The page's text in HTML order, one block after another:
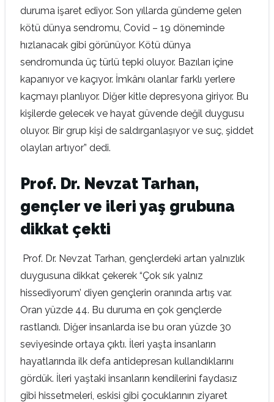
duruma işaret ediyor. Son yıllarda gündeme gelen
kötü dünya sendromu, Covid – 19 döneminde
hızlanacak gibi görünüyor. Kötü dünya
sendromunda üç türlü tepki oluyor. Bazıları içine
kapanıyor ve kaçıyor. İmkânı olanlar farklı yerlere
kaçmayı planlıyor. Diğer kitle depresyona giriyor. Bu
kişilerde gelecek ve hayat güvende değil duygusu
oluyor. Bir grup kişi de saldırganlaşıyor ve suç, şiddet
olayları artıyor” dedi.
Prof. Dr. Nevzat Tarhan,
gençler ve ileri yaş grubuna
dikkat çekti
Prof. Dr. Nevzat Tarhan, gençlerdeki artan yalnızlık
duygusuna dikkat çekerek “Çok sık yalnız
hissediyorum’ diyen gençlerin oranında artış var.
Oran yüzde 44. Bu duruma en çok gençlerde
rastlandı. Diğer insanlarda ise bu oran yüzde 30
seviyesinde ortaya çıktı. İleri yaşta insanların
hayatlarında ilk defa antidepresan kullandıklarını
gördük. İleri yaştaki insanların kendilerini faydasız
gibi hissetmeleri, eskisi gibi çocuklarının ziyaret